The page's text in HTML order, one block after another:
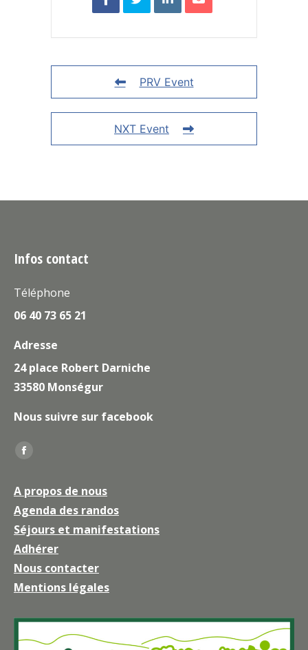
PRV Event
NXT Event
Infos contact
Téléphone
06 40 73 65 21
Adresse
24 place Robert Darniche
33580 Monségur
Nous suivre sur facebook
Trouvez nous sur :
La
Facebook
s'ouvre
dans
une
nouvelle
fenêtre
A propos de nous
Agenda des randos
Séjours et manifestations
Adhérer
Nous contacter
Mentions légales